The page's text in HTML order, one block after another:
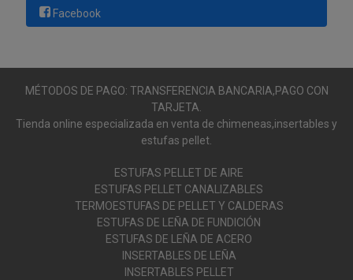
Facebook
MÉTODOS DE PAGO: TRANSFERENCIA BANCARIA,PAGO CON
TARJETA.
Tienda online especializada en venta de chimeneas,insertables y
estufas pellet.
ESTUFAS PELLET DE AIRE
ESTUFAS PELLET CANALIZABLES
TERMOESTUFAS DE PELLET Y CALDERAS
ESTUFAS DE LEÑA DE FUNDICIÓN
ESTUFAS DE LEÑA DE ACERO
INSERTABLES DE LEÑA
INSERTABLES PELLET